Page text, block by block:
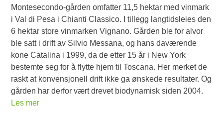
Montesecondo-gården omfatter 11,5 hektar med vinmark
i Val di Pesa i Chianti Classico. I tillegg langtidsleies den
6 hektar store vinmarken Vignano. Gården ble for alvor
ble satt i drift av Silvio Messana, og hans daværende
kone Catalina i 1999, da de etter 15 år i New York
bestemte seg for å flytte hjem til Toscana. Her merket de
raskt at konvensjonell drift ikke ga ønskede resultater. Og
gården har derfor vært drevet biodynamisk siden 2004.
Les mer